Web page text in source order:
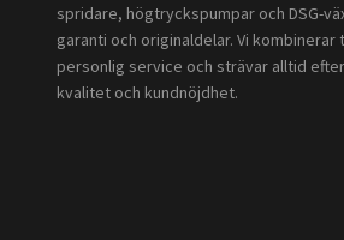
spridare, högtryckspumpar och DSG-
garanti och originaldelar. Vi
personlig service och strävar alltid
kvalitet och kundnöjdhet.